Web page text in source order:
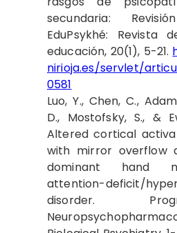
secundaria:
EduPsykhé: Revista
educación, 20(1), 5-21.
nirioja.es/servlet/
0581
Luo, Y., Chen, C.,
D., Mostofsky, S., &
Altered cortical
with mirror overflow
dominant hand
attention-deficit/
disorder.